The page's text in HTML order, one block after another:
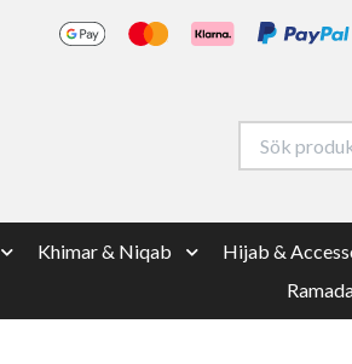
Khimar & Niqab Hijab &